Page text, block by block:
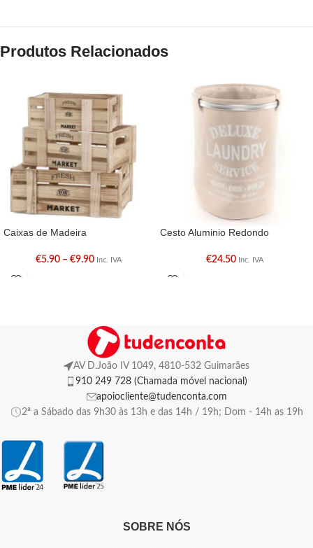
Produtos Relacionados
Caixas de Madeira
€5.90 – €9.90 Inc. IVA
Cesto Aluminio Redondo
€24.50 Inc. IVA
AV D.João IV 1049, 4810-532 Guimarães
910 249 728 (Chamada móvel nacional)
apoiocliente@tudenconta.com
2ª a Sábado das 9h30 às 13h e das 14h / 19h; Dom - 14h as 19h
SOBRE NÓS